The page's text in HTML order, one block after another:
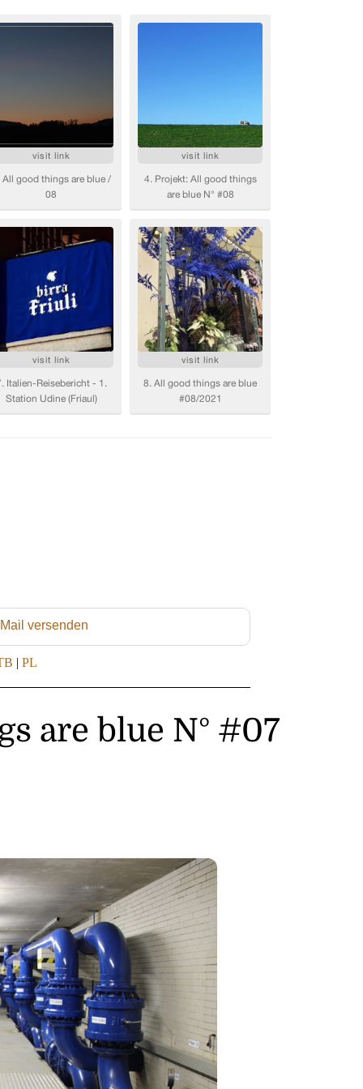
versenden
| PL
are blue N° #07